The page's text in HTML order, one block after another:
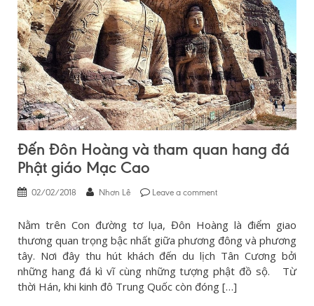
Đến Đôn Hoàng và tham quan hang đá
Phật giáo Mạc Cao
02/02/2018 Nhơn Lê Leave a comment
Nằm trên Con đường tơ lụa, Đôn Hoàng là điểm giao
thương quan trọng bậc nhất giữa phương đông và phương
tây. Nơi đây thu hút khách đến du lịch Tân Cương bởi
những hang đá kì vĩ cùng những tượng phật đồ sộ. Từ
thời Hán, khi kinh đô Trung Quốc còn đóng […]